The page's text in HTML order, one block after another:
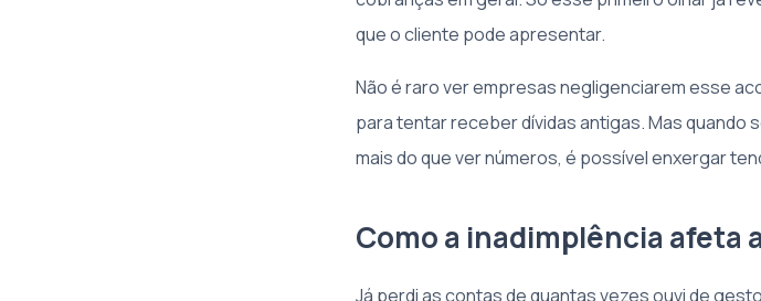
que o cliente pode apresentar.
Não é raro ver empresas negligenciarem esse
para tentar receber dívidas antigas. Mas quando
mais do que ver números, é possível enxergar
Como a inadimplência afeta
Já perdi as contas de quantas vezes ouvi de